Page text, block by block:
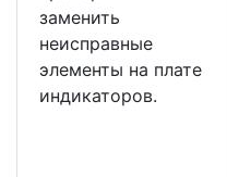
заменить
неисправные
элементы на плате
индикаторов.